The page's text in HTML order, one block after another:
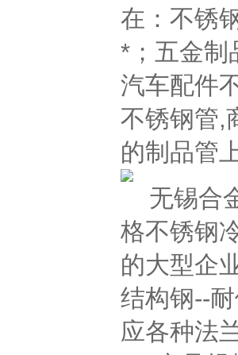
在：不锈
*；五金制
汽车配件
不锈钢管,
的制品管
无锡合
格不锈钢
的大型企
结构钢--
应各种法